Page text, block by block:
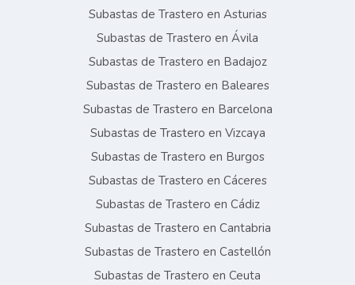
Subastas de Trastero en Asturias
Subastas de Trastero en Ávila
Subastas de Trastero en Badajoz
Subastas de Trastero en Baleares
Subastas de Trastero en Barcelona
Subastas de Trastero en Vizcaya
Subastas de Trastero en Burgos
Subastas de Trastero en Cáceres
Subastas de Trastero en Cádiz
Subastas de Trastero en Cantabria
Subastas de Trastero en Castellón
Subastas de Trastero en Ceuta